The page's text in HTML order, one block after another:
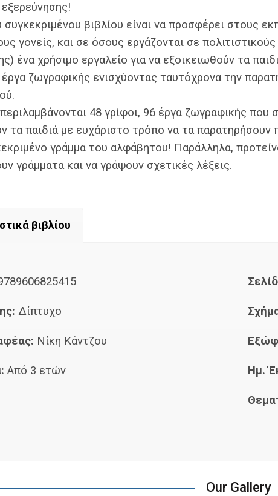
εξερεύνησης!
βιβλίου είναι να προσφέρει στους
γονείς, και σε όσους εργάζονται σε
ένα χρήσιμο εργαλείο για να εξοικειωθούν τα
έργα ζωγραφικής ενισχύοντας ταυτόχρονα την
48 γρίφοι, 96 έργα ζωγραφικής που
τα παιδιά με ευχάριστο τρόπο να τα παρατηρήσουν
γράμμα του αλφάβητου! Παράλληλα,
γράμματα και να γράψουν σχετικές λέξεις.
βιβλίου
Δίπτυχο
Νίκη Κάντζου
Από 3 ετών Ημ.
Our Gallery